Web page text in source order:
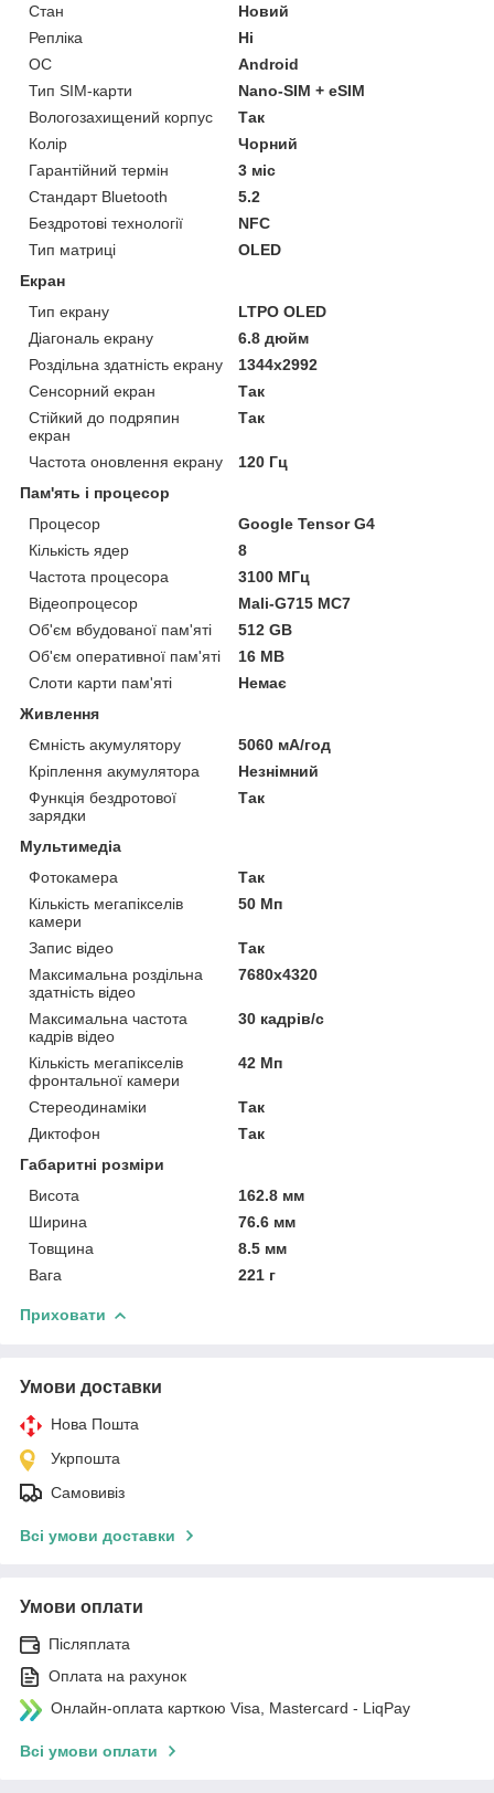
Стан
Новий
Репліка
Ні
ОС
Android
Тип SIM-карти
Nano-SIM + eSIM
Вологозахищений корпус
Так
Колір
Чорний
Гарантійний термін
3 міс
Стандарт Bluetooth
5.2
Бездротові технології
NFC
Тип матриці
OLED
Екран
Тип екрану
LTPO OLED
Діагональ екрану
6.8 дюйм
Роздільна здатність екрану
1344x2992
Сенсорний екран
Так
Стійкий до подряпин
екран
Так
Частота оновлення екрану
120 Гц
Пам'ять і процесор
Процесор
Google Tensor G4
Кількість ядер
8
Частота процесора
3100 МГц
Відеопроцесор
Mali-G715 MC7
Об'єм вбудованої пам'яті
512 GB
Об'єм оперативної пам'яті
16 MB
Слоти карти пам'яті
Немає
Живлення
Ємність акумулятору
5060 мА/год
Кріплення акумулятора
Незнімний
Функція бездротової
зарядки
Так
Мультимедіа
Фотокамера
Так
Кількість мегапікселів
камери
50 Мп
Запис відео
Так
Максимальна роздільна
здатність відео
7680x4320
Максимальна частота
кадрів відео
30 кадрів/с
Кількість мегапікселів
фронтальної камери
42 Мп
Стереодинаміки
Так
Диктофон
Так
Габаритні розміри
Висота
162.8 мм
Ширина
76.6 мм
Товщина
8.5 мм
Вага
221 г
Приховати
Умови доставки
Нова Пошта
Укрпошта
Самовивіз
Всі умови доставки
Умови оплати
Післяплата
Оплата на рахунок
Онлайн-оплата карткою Visa, Mastercard - LiqPay
Всі умови оплати